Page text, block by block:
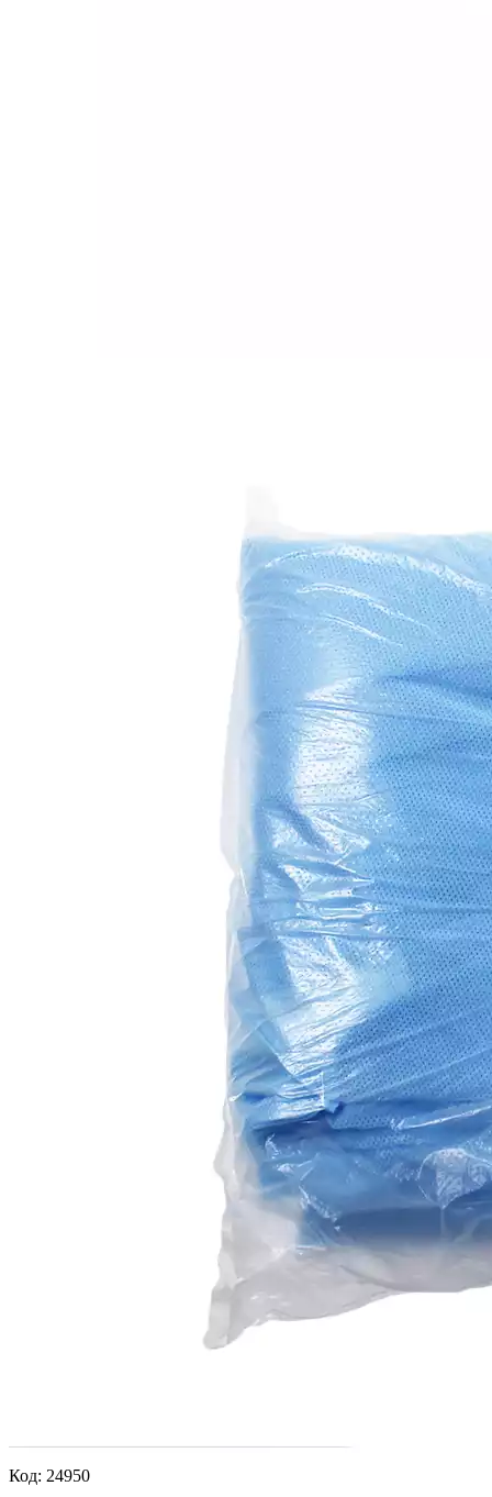
Код: 24950